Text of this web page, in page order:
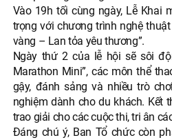
Vào 19h tối cùng ngày, Lễ Khai
trọng với chương trình nghệ
vàng – Lan tỏa yêu thương”.
Ngày thứ 2 của lễ hội sẽ sôi
Marathon Mini”, các môn thể
gậy, đánh sảng và nhiều trò
nghiệm dành cho du khách. Kết
trao giải cho các cuộc thi, tri ân
Đáng chú ý, Ban Tổ chức còn